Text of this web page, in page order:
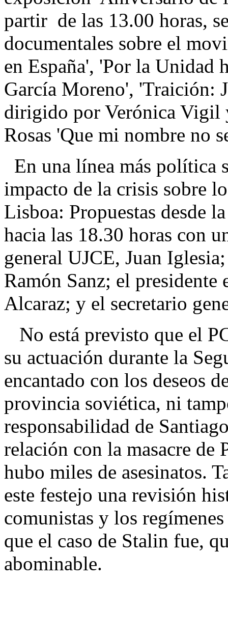
partir de las 13.00 horas,
documentales sobre el
en España', 'Por la Unidad
García Moreno', 'Traición:
dirigido por Verónica Vigil
Rosas 'Que mi nombre no
En una línea más política
impacto de la crisis sobre
Lisboa: Propuestas desde
hacia las 18.30 horas con
general UJCE, Juan
Ramón Sanz; el
Alcaraz; y el secretario
No está previsto que el
su actuación durante la
encantado con los deseos
provincia soviética, ni
responsabilidad de
relación con la masacre de
hubo miles de asesinatos.
este festejo una revisión
comunistas y los
que el caso de Stalin fue,
abominable.